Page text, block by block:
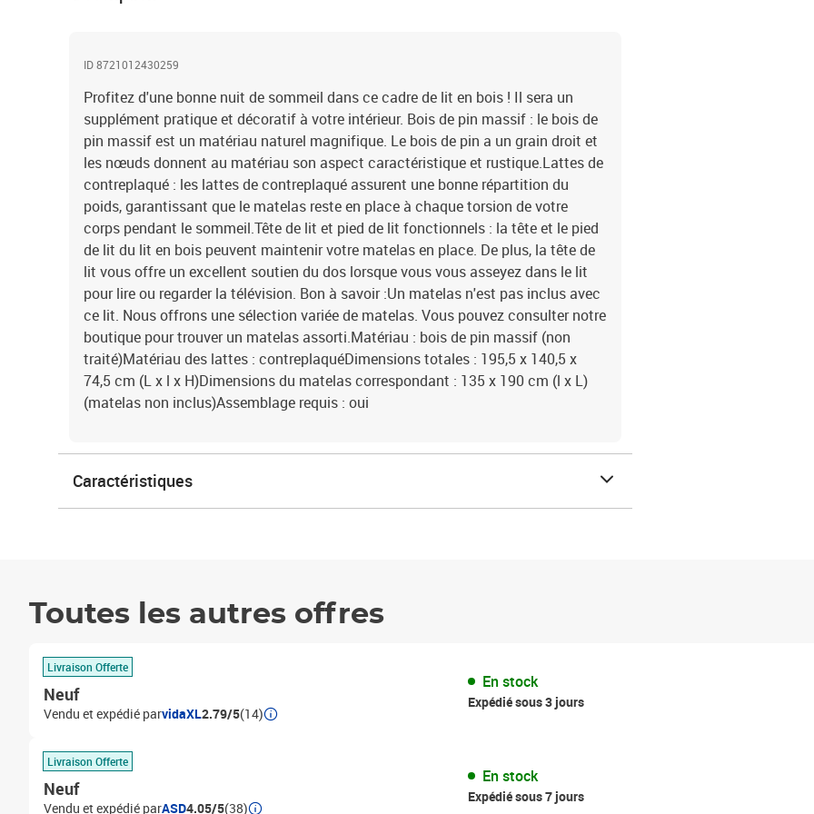
ID 8721012430259
Profitez d'une bonne nuit de sommeil dans ce cadre de lit en bois ! Il sera un
supplément pratique et décoratif à votre intérieur. Bois de pin massif : le bois de
pin massif est un matériau naturel magnifique. Le bois de pin a un grain droit et
les nœuds donnent au matériau son aspect caractéristique et rustique.Lattes de
contreplaqué : les lattes de contreplaqué assurent une bonne répartition du
poids, garantissant que le matelas reste en place à chaque torsion de votre
corps pendant le sommeil.Tête de lit et pied de lit fonctionnels : la tête et le pied
de lit du lit en bois peuvent maintenir votre matelas en place. De plus, la tête de
lit vous offre un excellent soutien du dos lorsque vous vous asseyez dans le lit
pour lire ou regarder la télévision. Bon à savoir :Un matelas n'est pas inclus avec
ce lit. Nous offrons une sélection variée de matelas. Vous pouvez consulter notre
boutique pour trouver un matelas assorti.Matériau : bois de pin massif (non
traité)Matériau des lattes : contreplaquéDimensions totales : 195,5 x 140,5 x
74,5 cm (L x l x H)Dimensions du matelas correspondant : 135 x 190 cm (l x L)
(matelas non inclus)Assemblage requis : oui
Caractéristiques
Toutes les autres offres
Livraison Offerte
Neuf
Vendu et expédié parvidaXL2.79/5(14)
En stock
Expédié sous 3 jours
Livraison Offerte
Neuf
Vendu et expédié parASD4.05/5(38)
En stock
Expédié sous 7 jours